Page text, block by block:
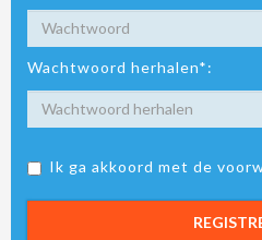
Wachtwoord herhalen*:
Ik ga akkoord met de